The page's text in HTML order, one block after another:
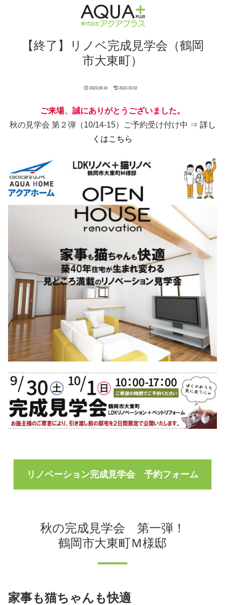
【終了】リノベ完成見学会（鶴岡
市大東町）
2023.09.16 2023.10.02
ご来場、誠にありがとうございました。
秋の見学会 第２弾（10/14-15）ご予約受け付け中 ⇒ 詳し
くはこちら
リノベーション完成見学会 予約フォーム
秋の完成見学会 第一弾！
鶴岡市大東町Ｍ様邸
家事も猫ちゃんも快適